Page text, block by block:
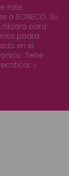
este
a SORECO. Su
para
podrá
en el
Tiene
y